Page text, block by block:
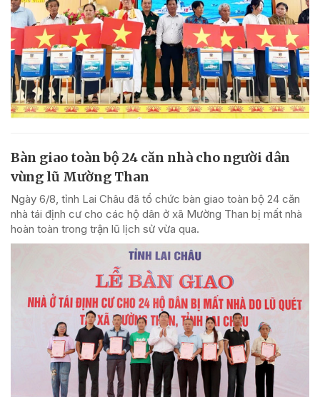
Bàn giao toàn bộ 24 căn nhà cho người dân
vùng lũ Mường Than
Ngày 6/8, tỉnh Lai Châu đã tổ chức bàn giao toàn bộ 24 căn
nhà tái định cư cho các hộ dân ở xã Mường Than bị mất nhà
hoàn toàn trong trận lũ lịch sử vừa qua.